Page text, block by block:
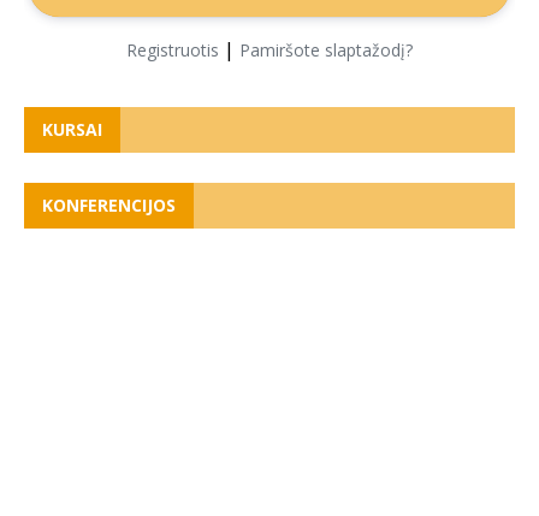
Registruotis | Pamiršote slaptažodį?
KURSAI
KONFERENCIJOS